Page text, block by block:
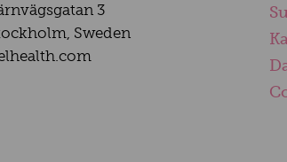
3
Sweden